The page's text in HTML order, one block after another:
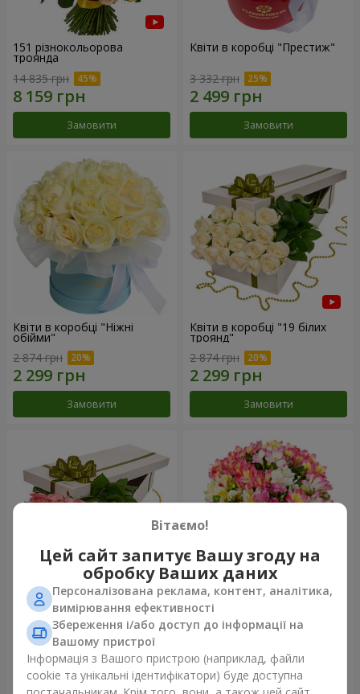
151 різнокольорова
троянда
14 835 грн
Замовити
Квіти в коробці "Престиж"
3 332 грн
Замовити
Квіти в коробці "Ніжні
обійми"
2 874 грн
Замовити
Квіти в коробці "19 білих
троянд"
2 874 грн
Замовити
Квіти в коробці "15 рожевих
троянд"
2 352 грн
Замовити
Букет "Казка для двох!"
Замовити
Вітаємо!
Цей сайт запитує Вашу згоду на
обробку Ваших даних
Персоналізована реклама, контент, аналітика,
вимірювання ефективності
Збереження і/або доступ до інформації на
Вашому пристрої
Інформація з Вашого пристрою (наприклад, файли
cookie та унікальні ідентифікатори) буде доступна